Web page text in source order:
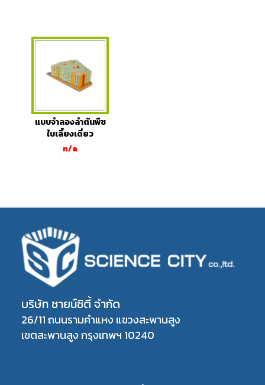
แบบจำลองลำต้นพืช
ใบเลี้ยงเดี่ยว
n/a
บริษัท ซายน์ซิตี้ จำกัด
26/11 ถนนรามคำแหง แขวงสะพานสูง
เขตสะพานสูง กรุงเทพฯ 10240